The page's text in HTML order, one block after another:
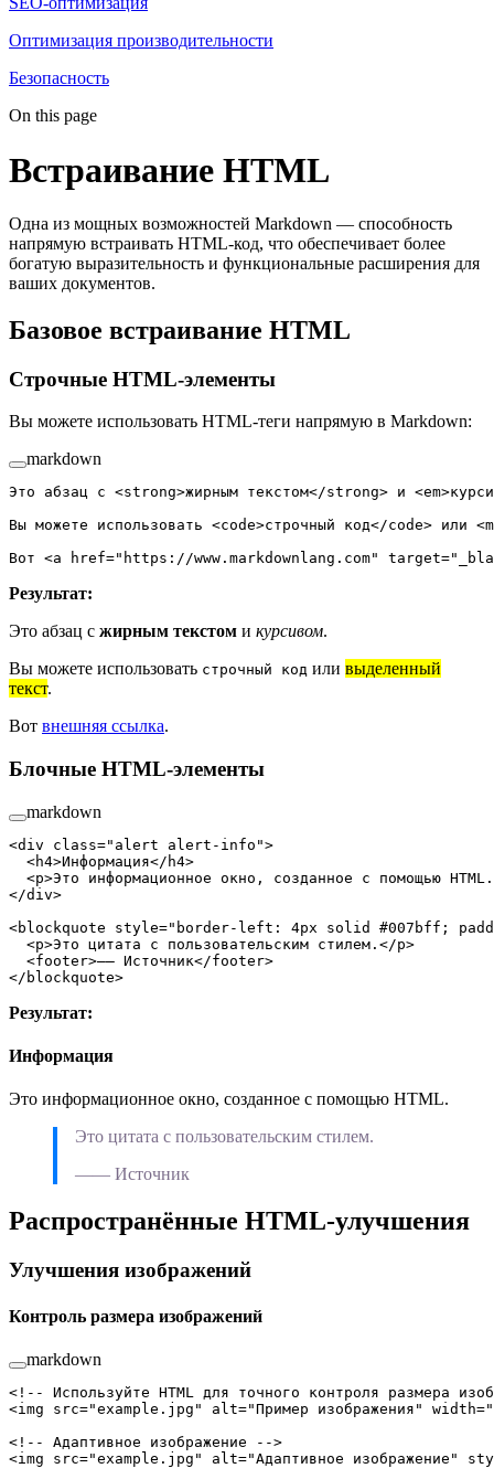
Оптимизация производительности
Безопасность
On this page
Встраивание HTML
Одна из мощных возможностей Markdown — способность
напрямую встраивать HTML-код, что обеспечивает более
богатую выразительность и функциональные расширения для
ваших документов.
Базовое встраивание HTML
Строчные HTML-элементы
Вы можете использовать HTML-теги напрямую в Markdown:
markdown
Это абзац с <strong>жирным текстом</strong> и <em
Вы можете использовать <code>строчный код</code> или <
Вот <a href="https://www.markdownlang.com" target=
Результат:
Это абзац с жирным текстом и курсивом.
Вы можете использовать строчный код или выделенный
текст.
Вот внешняя ссылка.
Блочные HTML-элементы
markdown
<div class="alert alert-info">
  <
h4>Информация</ h4>
  <
p>Это информационное окно, созданное с помощью
</div>
<blockquote style="border-left: 4px solid #007bff;
  <
p>Это цитата с пользовательским стилем.</p>
  <
footer>—— Источник</footer>
</ blockquote>
Результат:
Информация
Это информационное окно, созданное с помощью HTML.
Это цитата с пользовательским стилем.
—— Источник
Распространённые HTML-улучшения
Улучшения изображений
Контроль размера изображений
markdown
<!-- Используйте HTML для точного контроля размера
<img src="example.jpg" alt="Пример изображения" width=
<!-- Адаптивное изображение -->
<img src="example.jpg" alt="Адаптивное изображение"